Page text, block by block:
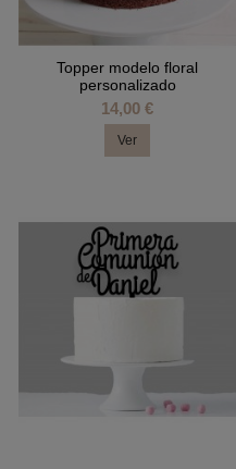
Topper modelo floral
personalizado
14,00 €
Ver